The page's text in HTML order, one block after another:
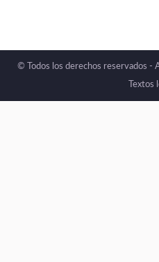
© Todos los derechos reservados -
Textos